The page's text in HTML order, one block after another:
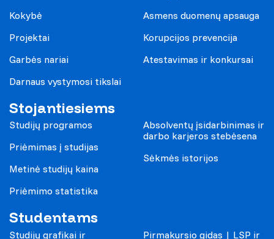
Kokybė
Projektai
Garbės nariai
Darnaus vystymosi tikslai
Asmens duomenų apsauga
Korupcijos prevencija
Atestavimas ir konkursai
Stojantiesiems
Studijų programos
Priėmimas į studijas
Metinė studijų kaina
Priėmimo statistika
Absolventų įsidarbinimas ir
darbo karjeros stebėsena
Sėkmės istorijos
Studentams
Studijų grafikai ir
Pirmakursio gidas | LSP ir